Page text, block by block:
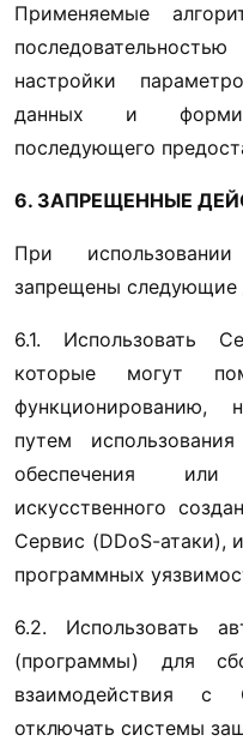
Применяемые
настройки
данных и
последующего
6. ЗАПРЕЩЕННЫЕ
При
запрещены следующие
6.1. Использовать
которые могут
функционированию,
путем
обеспечения или
искусственного
Сервис (DDoS-атаки),
программных
6.2. Использовать
(программы) для
взаимодействия с
отключать системы